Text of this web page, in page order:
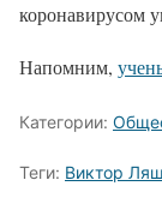
коронавирусом
Напомним,
Категории:
Теги: Виктор